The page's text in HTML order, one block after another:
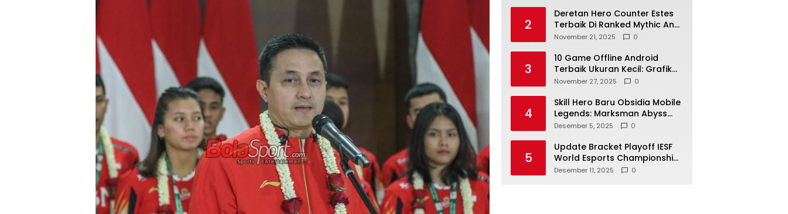
2
Deretan Hero Counter Estes
Terbaik Di Ranked Mythic Anti
Heal 2025
November 21, 2025 0
3
10 Game Offline Android
Terbaik Ukuran Kecil: Grafik
HD & Seru!
November 27, 2025 0
4
Skill Hero Baru Obsidia Mobile
Legends: Marksman Abyss
yang Siap Rusak Meta
Desember 5, 2025 0
5
Update Bracket Playoff IESF
World Esports Championship
2025
Desember 11, 2025 0